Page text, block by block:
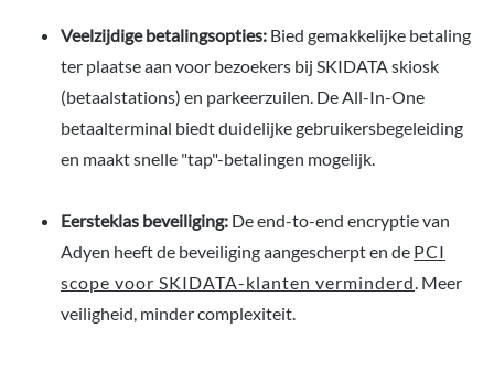
Veelzijdige betalingsopties: Bied gemakkelijke betaling
ter plaatse aan voor bezoekers bij SKIDATA skiosk
(betaalstations) en parkeerzuilen. De All-In-One
betaalterminal biedt duidelijke gebruikersbegeleiding
en maakt snelle "tap"-betalingen mogelijk.
Eersteklas beveiliging: De end-to-end encryptie van
Adyen heeft de beveiliging aangescherpt en de PCI
scope voor SKIDATA-klanten verminderd. Meer
veiligheid, minder complexiteit.